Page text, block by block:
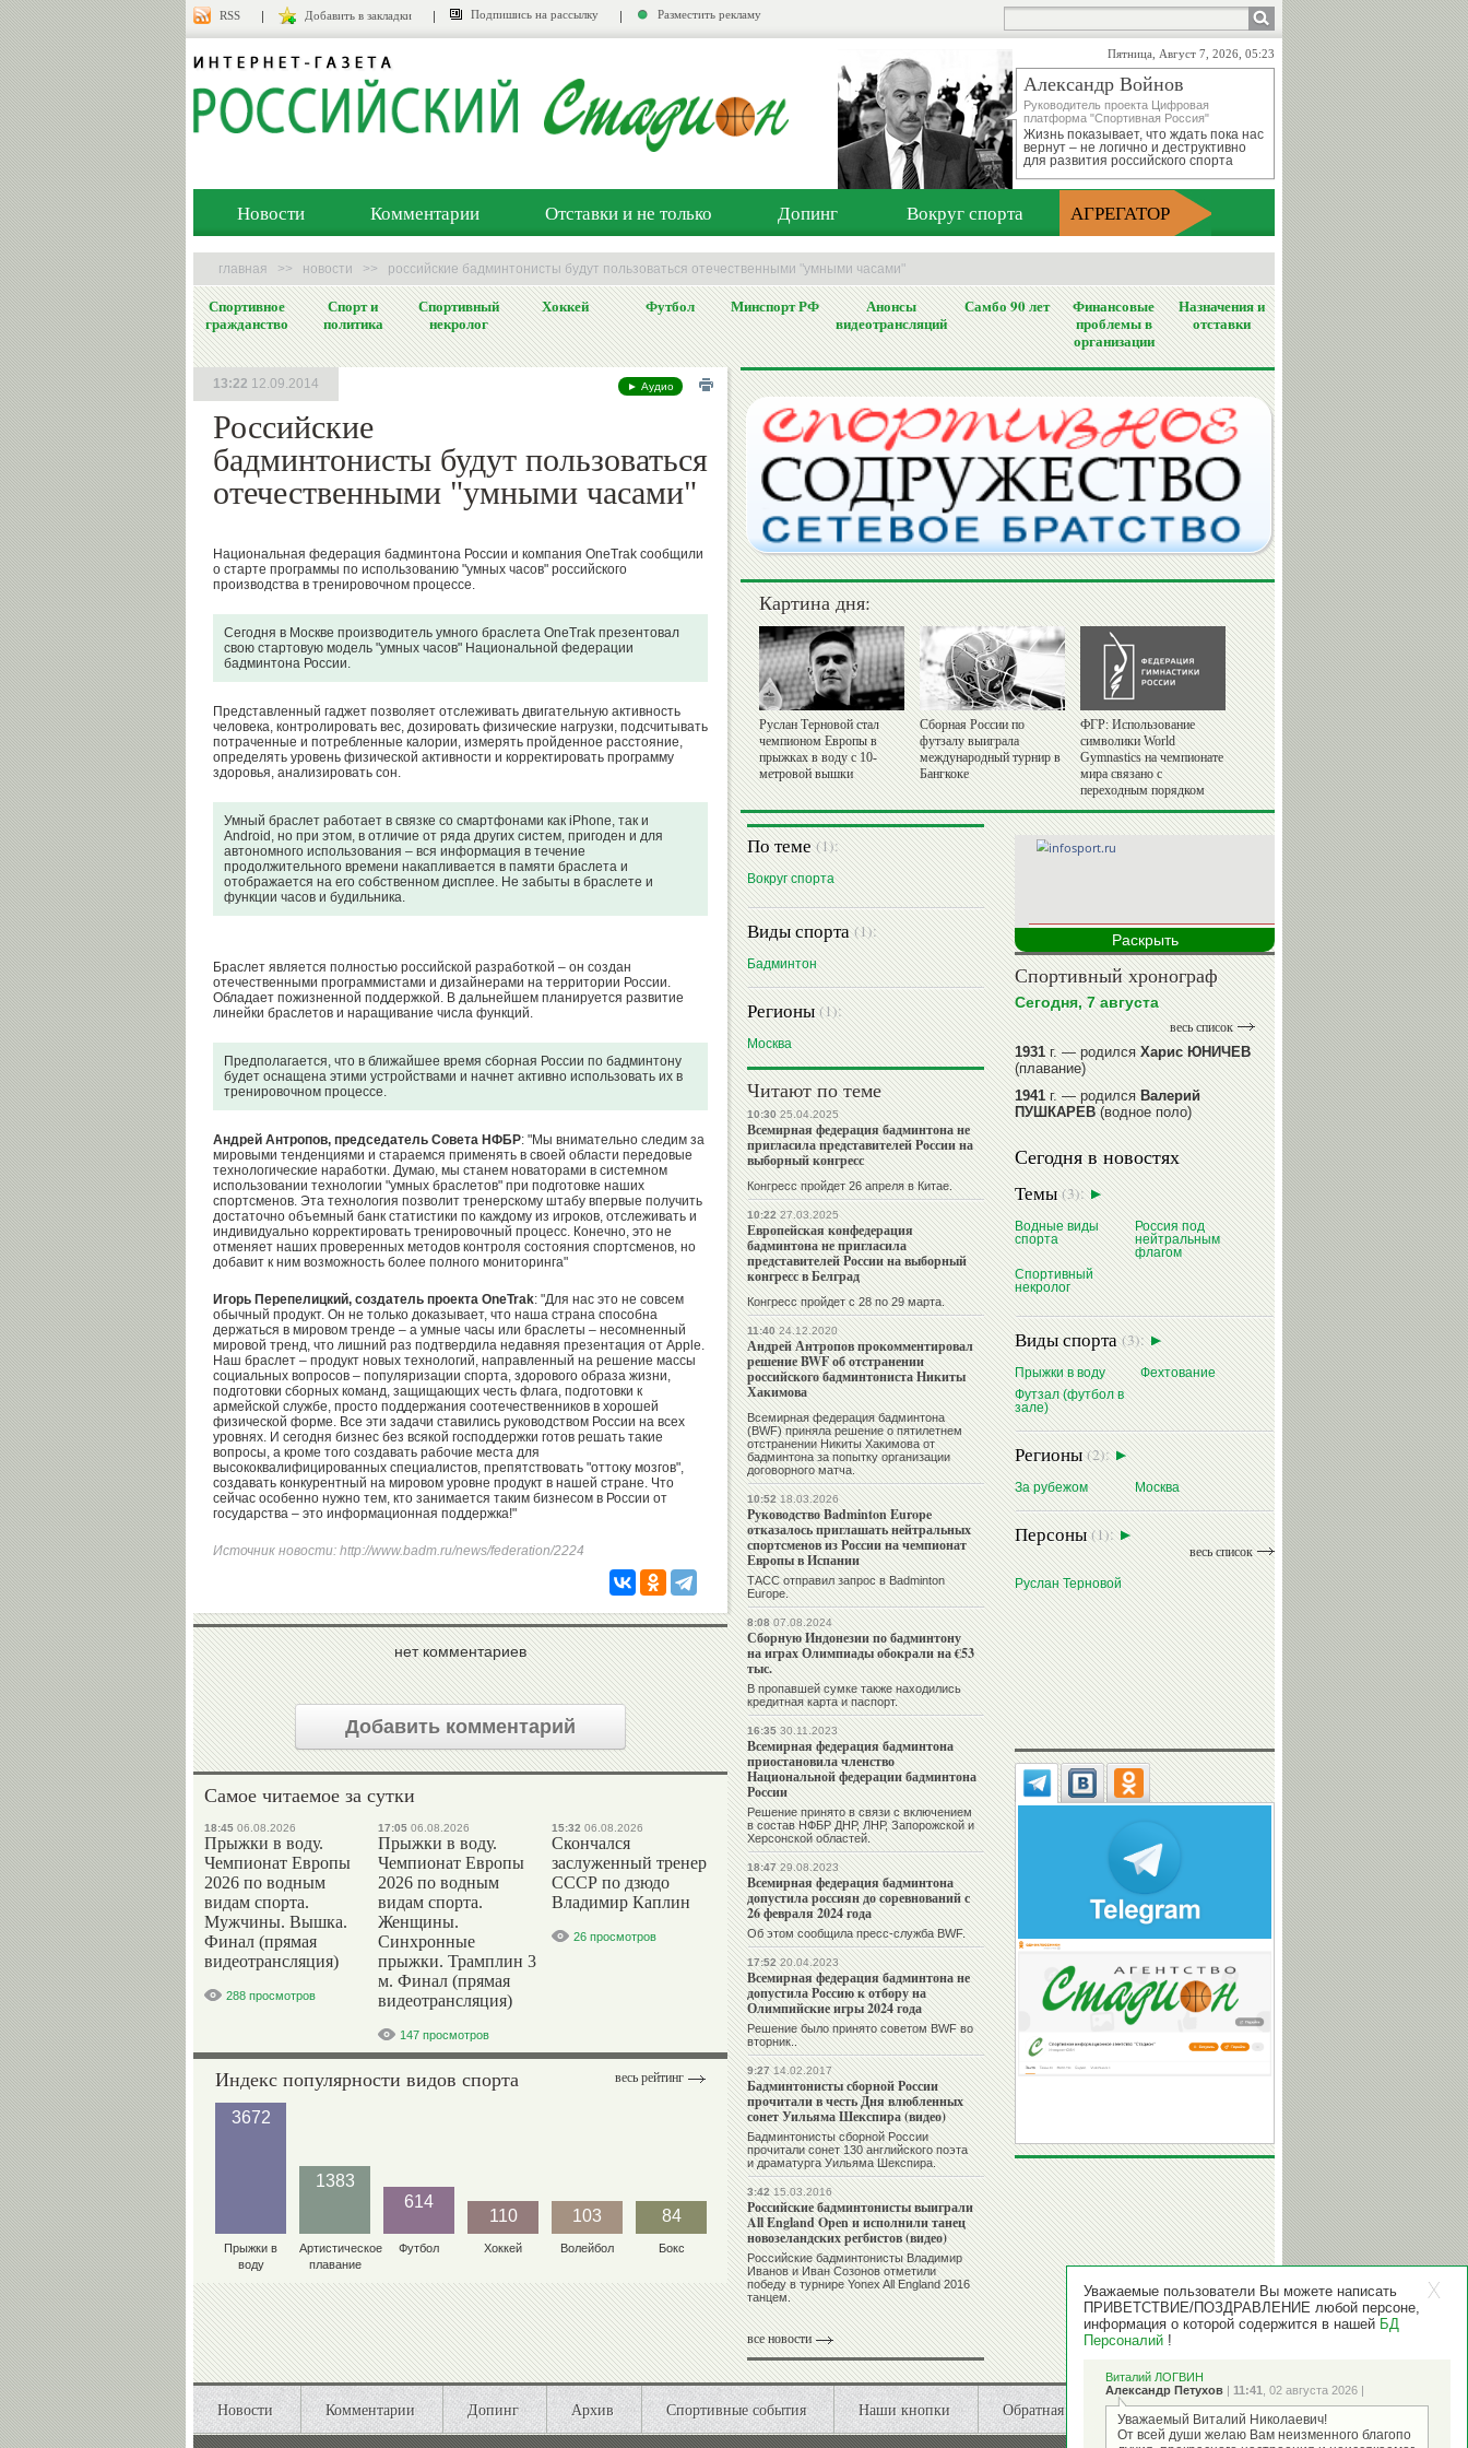
RSS Добавить в закладки Подпишись на рассылку Разместить рекламу
Пятница, Август 7, 2026, 05:23
Александр Войнов
Руководитель проекта Цифровая
платформа "Спортивная Россия"
Жизнь показывает, что ждать пока нас
вернут – не логично и деструктивно
для развития российского спорта
Новости Комментарии Отставки и не только Допинг Вокруг спорта АГРЕГАТОР
главная >> новости >> российские бадминтонисты будут пользоваться отечественными "умными часами"
Спортивное
гражданство
Спорт и
политика
Спортивный
некролог
Хоккей Футбол Минспорт РФ
Анонсы
видеотрансляций
Самбо 90 лет
Финансовые
проблемы в
организации
Назначения и
отставки
► Аудио
Российские
бадминтонисты будут пользоваться
отечественными "умными часами"
13:22 12.09.2014
Национальная федерация бадминтона России и компания OneTrak сообщили
о старте программы по использованию "умных часов" российского
производства в тренировочном процессе.
Сегодня в Москве производитель умного браслета OneTrak презентовал
свою стартовую модель "умных часов" Национальной федерации
бадминтона России.
Представленный гаджет позволяет отслеживать двигательную активность
человека, контролировать вес, дозировать физические нагрузки, подсчитывать
потраченные и потребленные калории, измерять пройденное расстояние,
определять уровень физической активности и корректировать программу
здоровья, анализировать сон.
Умный браслет работает в связке со смартфонами как iPhone, так и
Android, но при этом, в отличие от ряда других систем, пригоден и для
автономного использования – вся информация в течение
продолжительного времени накапливается в памяти браслета и
отображается на его собственном дисплее. Не забыты в браслете и
функции часов и будильника.
Браслет является полностью российской разработкой – он создан
отечественными программистами и дизайнерами на территории России.
Обладает пожизненной поддержкой. В дальнейшем планируется развитие
линейки браслетов и наращивание числа функций.
Предполагается, что в ближайшее время сборная России по бадминтону
будет оснащена этими устройствами и начнет активно использовать их в
тренировочном процессе.
Андрей Антропов, председатель Совета НФБР: "Мы внимательно следим за
мировыми тенденциями и стараемся применять в своей области передовые
технологические наработки. Думаю, мы станем новаторами в системном
использовании технологии "умных браслетов" при подготовке наших
спортсменов. Эта технология позволит тренерскому штабу впервые получить
достаточно объемный банк статистики по каждому из игроков, отслеживать и
индивидуально корректировать тренировочный процесс. Конечно, это не
отменяет наших проверенных методов контроля состояния спортсменов, но
добавит к ним возможность более полного мониторинга"
Игорь Перепелицкий, создатель проекта OneTrak: "Для нас это не совсем
обычный продукт. Он не только доказывает, что наша страна способна
держаться в мировом тренде – а умные часы или браслеты – несомненный
мировой тренд, что лишний раз подтвердила недавняя презентация от Apple.
Наш браслет – продукт новых технологий, направленный на решение массы
социальных вопросов – популяризации спорта, здорового образа жизни,
подготовки сборных команд, защищающих честь флага, подготовки к
армейской службе, просто поддержания соотечественников в хорошей
физической форме. Все эти задачи ставились руководством России на всех
уровнях. И сегодня бизнес без всякой господдержки готов решать такие
вопросы, а кроме того создавать рабочие места для
высококвалифицированных специалистов, препятствовать "оттоку мозгов",
создавать конкурентный на мировом уровне продукт в нашей стране. Что
сейчас особенно нужно тем, кто занимается таким бизнесом в России от
государства – это информационная поддержка!"
Источник новости: http://www.badm.ru/news/federation/2224
нет комментариев
Добавить комментарий
Самое читаемое за сутки
18:45 06.08.2026
Прыжки в воду.
Чемпионат Европы
2026 по водным
видам спорта.
Мужчины. Вышка.
Финал (прямая
видеотрансляция)
288 просмотров
17:05 06.08.2026
Прыжки в воду.
Чемпионат Европы
2026 по водным
видам спорта.
Женщины.
Синхронные
прыжки. Трамплин 3
м. Финал (прямая
видеотрансляция)
147 просмотров
15:32 06.08.2026
Скончался
заслуженный тренер
СССР по дзюдо
Владимир Каплин
26 просмотров
весь рейтинг
Индекс популярности видов спорта
3672
Прыжки в
воду
1383
Артистическое
плавание
614
Футбол
110
Хоккей
103
Волейбол
84
Бокс
Картина дня:
Руслан Терновой стал
чемпионом Европы в
прыжках в воду с 10-
метровой вышки
Сборная России по
футзалу выиграла
международный турнир в
Бангкоке
ФГР: Использование
символики World
Gymnastics на чемпионате
мира связано с
переходным порядком
По теме(1):
Вокруг спорта
Виды спорта(1):
Бадминтон
Регионы(1):
Москва
Читают по теме
10:3025.04.2025
Всемирная федерация бадминтона не
пригласила представителей России на
выборный конгресс
Конгресс пройдет 26 апреля в Китае.
10:2227.03.2025
Европейская конфедерация
бадминтона не пригласила
представителей России на выборный
конгресс в Белград
Конгресс пройдет с 28 по 29 марта.
11:4024.12.2020
Андрей Антропов прокомментировал
решение BWF об отстранении
российского бадминтониста Никиты
Хакимова
Всемирная федерация бадминтона
(BWF) приняла решение о пятилетнем
отстранении Никиты Хакимова от
бадминтона за попытку организации
договорного матча.
10:5218.03.2026
Руководство Badminton Europe
отказалось приглашать нейтральных
спортсменов из России на чемпионат
Европы в Испании
ТАСС отправил запрос в Badminton
Europe.
8:0807.08.2024
Сборную Индонезии по бадминтону
на играх Олимпиады обокрали на €53
тыс.
В пропавшей сумке также находились
кредитная карта и паспорт.
16:3530.11.2023
Всемирная федерация бадминтона
приостановила членство
Национальной федерации бадминтона
России
Решение принято в связи с включением
в состав НФБР ДНР, ЛНР, Запорожской и
Херсонской областей.
18:4729.08.2023
Всемирная федерация бадминтона
допустила россиян до соревнований с
26 февраля 2024 года
Об этом сообщила пресс-служба BWF.
17:5220.04.2023
Всемирная федерация бадминтона не
допустила Россию к отбору на
Олимпийские игры 2024 года
Решение было принято советом BWF во
вторник..
9:2714.02.2017
Бадминтонисты сборной России
прочитали в честь Дня влюбленных
сонет Уильяма Шекспира (видео)
Бадминтонисты сборной России
прочитали сонет 130 английского поэта
и драматурга Уильяма Шекспира.
3:4215.03.2016
Российские бадминтонисты выиграли
All England Open и исполнили танец
новозеландских регбистов (видео)
Российские бадминтонисты Владимир
Иванов и Иван Созонов отметили
победу в турнире Yonex All England 2016
танцем.
все новости
Раскрыть
Спортивный хронограф
Сегодня, 7 августа
весь список
1931г. — родилсяХарис ЮНИЧЕВ
(плавание)
1941г. — родилсяВалерий
ПУШКАРЕВ(водное поло)
1947г. — родилсяВалерий
ИЛЬИНЫХ(гимнастика спортивная)
1954г. — родилсяВалерий
ГАЗЗАЕВ(футбол)
1956г. — родилсяВладимир
РЫБАКОВ(легкая атлетика)
читать далее
Сегодня в новостях
Темы(3):
Водные виды
спорта
Россия под
нейтральным
флагом
Спортивный
некролог
Виды спорта(3):
Прыжки в воду
Фехтование
Футзал (футбол в
зале)
Регионы(2):
За рубежом Москва
Персоны(1):
весь список
Руслан Терновой
Новости Комментарии Допинг Архив Спортивные события Наши кнопки Обратная связь
Уважаемые пользователи Вы можете написать
ПРИВЕТСТВИЕ/ПОЗДРАВЛЕНИЕ любой персоне,
информация о которой содержится в нашей БД
Персоналий !
Виталий ЛОГВИН
Александр Петухов | 11:41 , 02 августа 2026 |
Уважаемый Виталий Николаевич!
От всей души желаю Вам неизменного благопо